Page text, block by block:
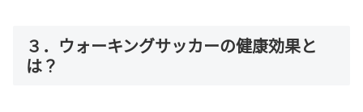
３．ウォーキングサッカーの健康効果と
は？